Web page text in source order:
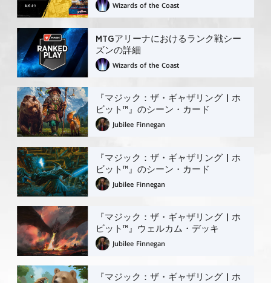
Wizards of the Coast
MTGアリーナにおけるランク戦シー
ズンの詳細
Wizards of the Coast
『マジック：ザ・ギャザリング | ホ
ビット™』のシーン・カード
Jubilee Finnegan
『マジック：ザ・ギャザリング | ホ
ビット™』のシーン・カード
Jubilee Finnegan
『マジック：ザ・ギャザリング | ホ
ビット™』ウェルカム・デッキ
Jubilee Finnegan
『マジック：ザ・ギャザリング | ホ